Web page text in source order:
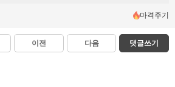
마격주기
이전 다음 댓글쓰기